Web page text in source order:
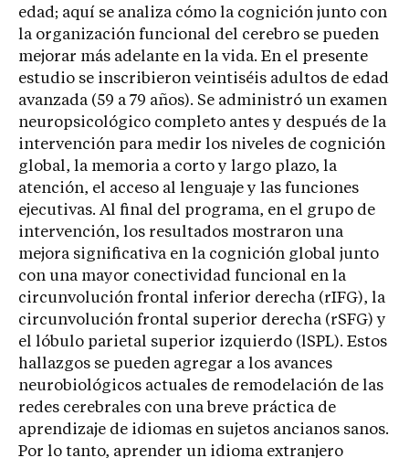
edad; aquí se analiza cómo la cognición junto con
la organización funcional del cerebro se pueden
mejorar más adelante en la vida. En el presente
estudio se inscribieron veintiséis adultos de edad
avanzada (59 a 79 años). Se administró un examen
neuropsicológico completo antes y después de la
intervención para medir los niveles de cognición
global, la memoria a corto y largo plazo, la
atención, el acceso al lenguaje y las funciones
ejecutivas. Al final del programa, en el grupo de
intervención, los resultados mostraron una
mejora significativa en la cognición global junto
con una mayor conectividad funcional en la
circunvolución frontal inferior derecha (rIFG), la
circunvolución frontal superior derecha (rSFG) y
el lóbulo parietal superior izquierdo (lSPL). Estos
hallazgos se pueden agregar a los avances
neurobiológicos actuales de remodelación de las
redes cerebrales con una breve práctica de
aprendizaje de idiomas en sujetos ancianos sanos.
Por lo tanto, aprender un idioma extranjero